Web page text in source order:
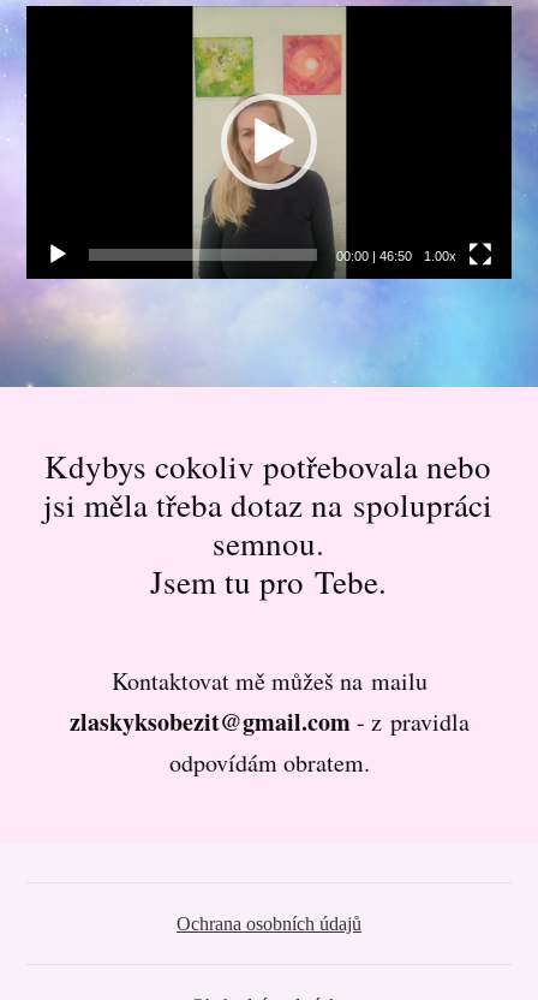
Video
00:00| 46:50 1.00x
Kdybys cokoliv potřebovala nebo
jsi měla třeba dotaz na spolupráci
semnou.
Jsem tu pro Tebe.
Kontaktovat mě můžeš na mailu
zlaskyksobezit@gmail.com- z pravidla
odpovídám obratem.
Ochrana osobních údajů